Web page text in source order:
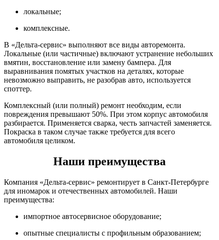
локальные;
комплексные.
В «Дельта-сервис» выполняют все виды авторемонта.
Локальные (или частичные) включают устранение небольших
вмятин, восстановление или замену бампера. Для
выравнивания помятых участков на деталях, которые
невозможно выправить, не разобрав авто, используется
споттер.
Комплексный (или полный) ремонт необходим, если
повреждения превышают 50%. При этом корпус автомобиля
разбирается. Применяется сварка, честь запчастей заменяется.
Покраска в таком случае также требуется для всего
автомобиля целиком.
Наши преимущества
Компания «Дельта-сервис» ремонтирует в Санкт-Петербурге
для иномарок и отечественных автомобилей. Наши
преимущества:
импортное автосервисное оборудование;
опытные специалисты с профильным образованием;